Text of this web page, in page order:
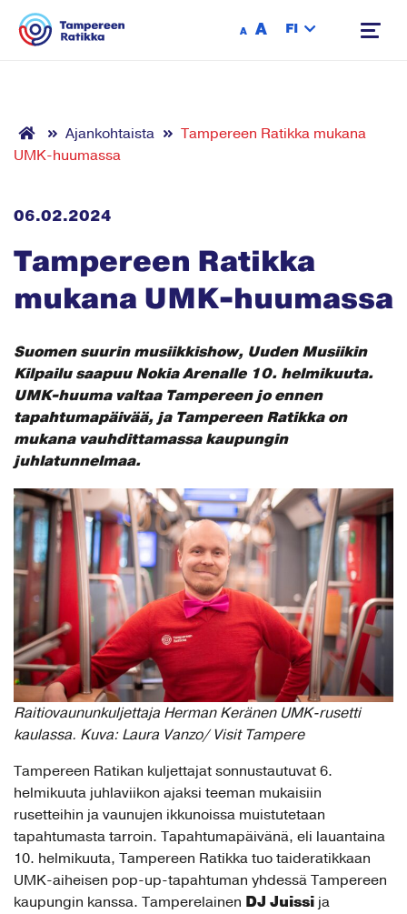
A A FI
Ajankohtaista
Tampereen Ratikka mukana
UMK-huumassa
06.02.2024
Tampereen Ratikka
mukana UMK-huumassa
Suomen suurin musiikkishow, Uuden Musiikin
Kilpailu saapuu Nokia Arenalle 10. helmikuuta.
UMK-huuma valtaa Tampereen jo ennen
tapahtumapäivää, ja Tampereen Ratikka on
mukana vauhdittamassa kaupungin
juhlatunnelmaa.
Raitiovaununkuljettaja Herman Keränen UMK-rusetti
kaulassa. Kuva: Laura Vanzo/ Visit Tampere
Tampereen Ratikan kuljettajat sonnustautuvat 6.
helmikuuta juhlaviikon ajaksi teeman mukaisiin
rusetteihin ja vaunujen ikkunoissa muistutetaan
tapahtumasta tarroin. Tapahtumapäivänä, eli lauantaina
10. helmikuuta, Tampereen Ratikka tuo taideratikkaan
UMK-aiheisen pop-up-tapahtuman yhdessä Tampereen
kaupungin kanssa. Tamperelainen DJ Juissi ja